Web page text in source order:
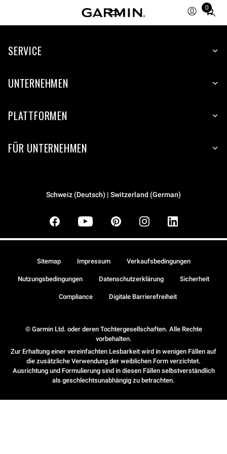
0
Total
items
cart:
SERVICE
UNTERNEHMEN
PLATTFORMEN
FÜR UNTERNEHMEN
Schweiz (Deutsch) | Switzerland (German)
© Garmin Ltd. oder deren Tochtergesellschaften. Alle Rechte
vorbehalten.
Zur Erhaltung einer vereinfachten Lesbarkeit wird in wenigen Fällen auf
die zusätzliche Verwendung der weiblichen Form verzichtet.
Ausrichtung und Formulierung sind in diesen Fällen selbstverständlich
als geschlechtsunabhängig zu betrachten.
Sitemap Impressum Verkaufsbedingungen
Nutzungsbedingungen Datenschutzerklärung Sicherheit
Compliance Digitale Barrierefreiheit